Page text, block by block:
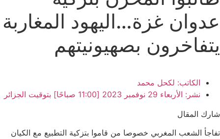
عدوان غزة…اليهود المغاربة
يتفاخرون بصهيونيتهم
الكاتب: لكحل محمد
نشر: الأربعاء 29 نوفمبر 2023 [11:00 صباحًا] بتوقيت الجزائر
شارك المقال
تفاجأ الشعب المغربي خصوصا من قاموا بتزكية التطبيع مع الكيان